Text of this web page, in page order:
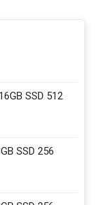
SSD 512
SSD 256